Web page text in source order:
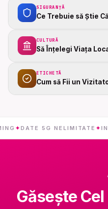
SIGURANȚĂ
Ce Trebuie să Știe
CULTURĂ
Să Înțelegi Viața
ETICHETĂ
Cum să Fii un
5G NELIMITATE ✦
Găsește